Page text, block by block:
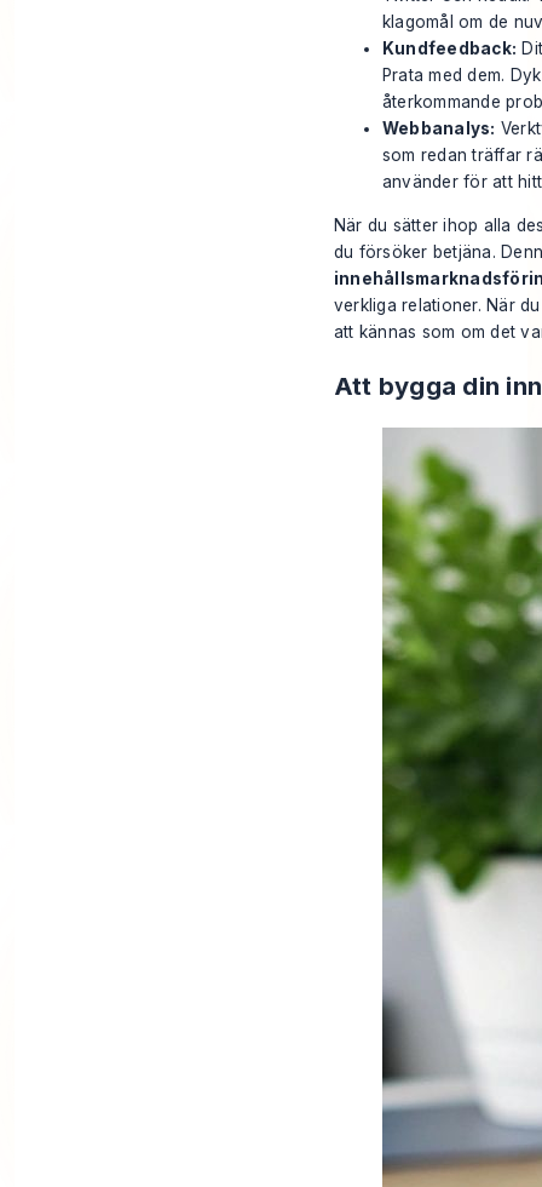
klagomål om de
Kundfeedback:
Prata med dem.
återkommande
Webbanalys:
som redan träffar
använder för att
När du sätter ihop alla
du försöker betjäna.
verkliga relationer. När
att kännas som om det
Att bygga din